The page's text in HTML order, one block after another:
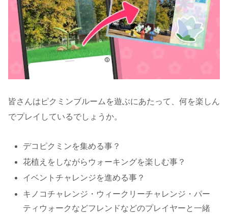
皆さんはピクミンブルームを遊ぶにあたって、何を楽しん
でプレイしているでしょうか。
デコピクミンを集める事？
花植えをしながらウォーキングを楽しむ事？
イベントチャレンジを進める事？
キノコチャレンジ・ウィークリーチャレンジ・パー
ティウォークなどフレンドなどのプレイヤーと一緒